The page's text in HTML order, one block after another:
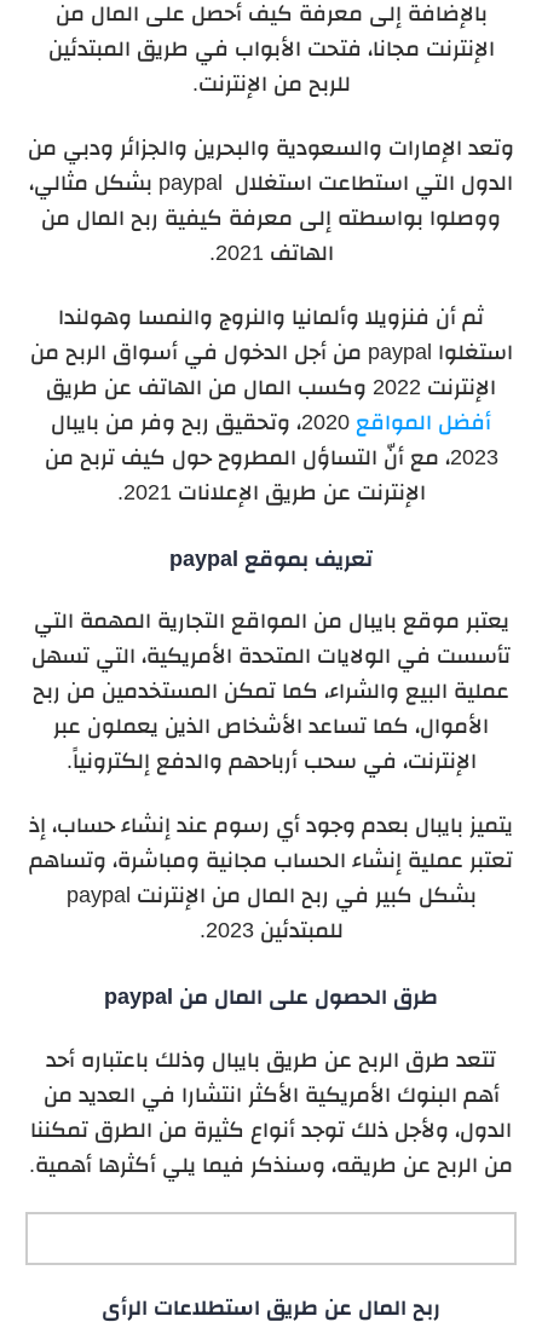
بالإضافة إلى معرفة كيف أحصل على المال من
الإنترنت مجانا، فتحت الأبواب في طريق المبتدئين
للربح من الإنترنت.
وتعد الإمارات والسعودية والبحرين والجزائر ودبي من
الدول التي استطاعت استغلال paypal بشكل مثالي،
ووصلوا بواسطته إلى معرفة كيفية ربح المال من
الهاتف 2021.
ثم أن فنزويلا وألمانيا والنروج والنمسا وهولندا
استغلوا paypal من أجل الدخول في أسواق الربح من
الإنترنت 2022 وكسب المال من الهاتف عن طريق
أفضل المواقع
2020، وتحقيق ربح وفر من بايبال
2023، مع أنّ التساؤل المطروح حول كيف تربح من
الإنترنت عن طريق الإعلانات 2021.
تعريف بموقع paypal
يعتبر موقع بايبال من المواقع التجارية المهمة التي
تأسست في الولايات المتحدة الأمريكية، التي تسهل
عملية البيع والشراء، كما تمكن المستخدمين من ربح
الأموال، كما تساعد الأشخاص الذين يعملون عبر
الإنترنت، في سحب أرباحهم والدفع إلكترونياً.
يتميز بايبال بعدم وجود أي رسوم عند إنشاء حساب، إذ
تعتبر عملية إنشاء الحساب مجانية ومباشرة، وتساهم
بشكل كبير في ربح المال من الإنترنت paypal
للمبتدئين 2023.
طرق الحصول على المال من paypal
تتعد طرق الربح عن طريق بايبال وذلك باعتباره أحد
أهم البنوك الأمريكية الأكثر انتشارا في العديد من
الدول، ولأجل ذلك توجد أنواع كثيرة من الطرق تمكننا
من الربح عن طريقه، وسنذكر فيما يلي أكثرها أهمية.
ربح المال عن طريق استطلاعات الرأي